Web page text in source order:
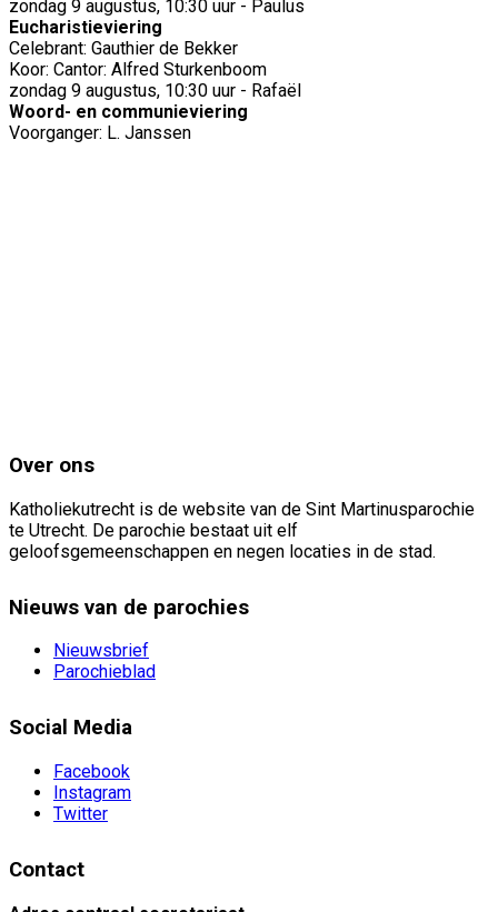
zondag 9 augustus, 10:30 uur - Paulus
Eucharistieviering
Celebrant: Gauthier de Bekker
Koor: Cantor: Alfred Sturkenboom
zondag 9 augustus, 10:30 uur - Rafaël
Woord- en communieviering
Voorganger: L. Janssen
Over ons
Katholiekutrecht is de website van de Sint Martinusparochie
te Utrecht. De parochie bestaat uit elf
geloofsgemeenschappen en negen locaties in de stad.
Nieuws van de parochies
Nieuwsbrief
Parochieblad
Social Media
Facebook
Instagram
Twitter
Contact